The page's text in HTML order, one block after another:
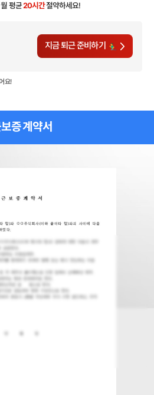
평균20시간절약하세요!
지금 퇴근 준비하기
요!
증 계약서